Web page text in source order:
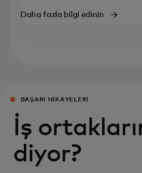
Daha fazla bilgi edinin
BAŞARI HIKAYELERI
İş
diyor?